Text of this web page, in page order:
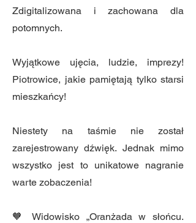
Zdigitalizowana i zachowana dla
potomnych.
Wyjątkowe ujęcia, ludzie, imprezy!
Piotrowice, jakie pamiętają tylko starsi
mieszkańcy!
Niestety na taśmie nie został
zarejestrowany dźwięk. Jednak mimo
wszystko jest to unikatowe nagranie
warte zobaczenia!
🧡 Widowisko „Oranżada w słońcu.